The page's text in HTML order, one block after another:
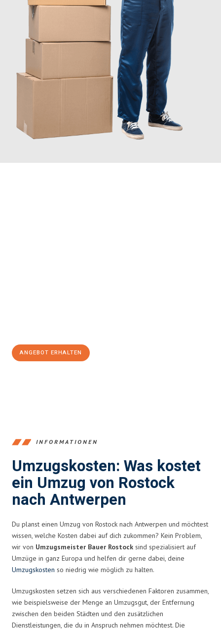
ANGEBOT ERHALTEN
INFORMATIONEN
Umzugskosten: Was kostet
ein Umzug von Rostock
nach Antwerpen
Du planst einen Umzug von Rostock nach Antwerpen und möchtest
wissen, welche Kosten dabei auf dich zukommen? Kein Problem,
wir von Umzugsmeister Bauer Rostock sind spezialisiert auf
Umzüge in ganz Europa und helfen dir gerne dabei, deine
Umzugskosten so niedrig wie möglich zu halten.
Umzugskosten setzen sich aus verschiedenen Faktoren zusammen,
wie beispielsweise der Menge an Umzugsgut, der Entfernung
zwischen den beiden Städten und den zusätzlichen
Dienstleistungen, die du in Anspruch nehmen möchtest. Die